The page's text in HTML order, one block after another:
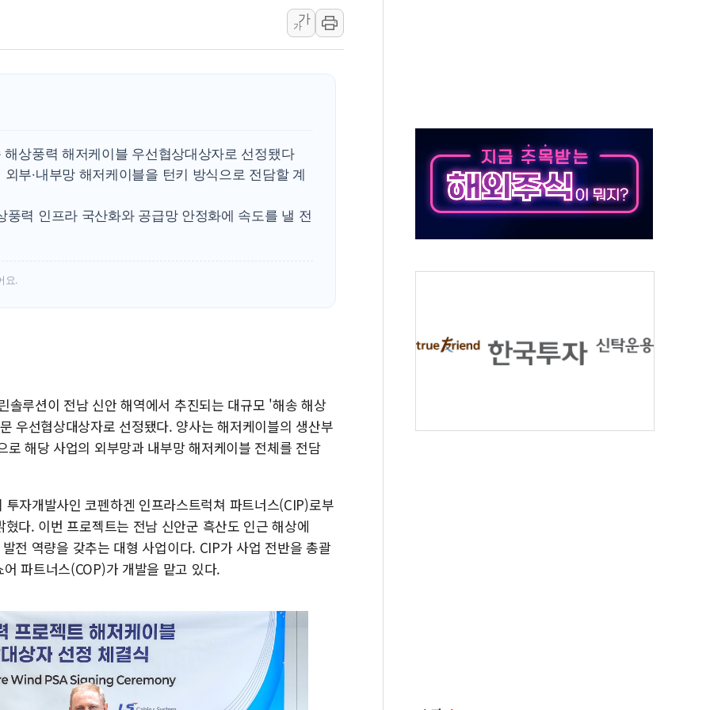
美 항소법원, 백악관 무도회장 공사 중단 명령…트럼프 제동
이란 핵심 원유 수출항 '하르그섬', 최근 1주일 이상 '올스톱'… 美 해상봉쇄 영향
[사진] 이슬람 수니파 3개국, 공동방위협정 체결
뉴욕증시 개장 전 특징주...아틀라시안·클라우드플레어·태양광주↑ VS 트레이드데스크·웬디스↓
보훈부, 미 DPAA와 MOU… "6·25 미군 실종자 7359명 끝까지 찾겠다"
가
가
상풍력 해저케이블 우선협상대상자로 선정됐다
부·내부망 해저케이블을 턴키 방식으로 전담할 계
풍력 인프라 국산화와 공급망 안정화에 속도를 낼 전
요.
루션이 전남 신안 해역에서 추진되는 대규모 '해송 해상
우선협상대상자로 선정됐다. 양사는 해저케이블의 생산부
해당 사업의 외부망과 내부망 해저케이블 전체를 전담
자개발사인 코펜하겐 인프라스트럭쳐 파트너스(CIP)로부
다. 이번 프로젝트는 전남 신안군 흑산도 인근 해상에
전 역량을 갖추는 대형 사업이다. CIP가 사업 전반을 총괄
파트너스(COP)가 개발을 맡고 있다.